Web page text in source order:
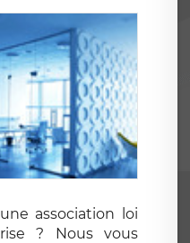
association loi
? Nous vous